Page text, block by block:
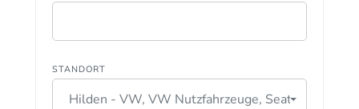
STANDORT
Hilden - VW, VW Nutzfahrzeuge, Seat